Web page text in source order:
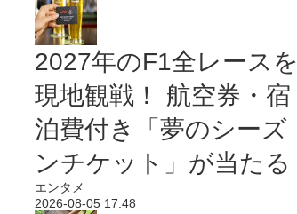
2027年のF1全レースを
現地観戦！ 航空券・宿
泊費付き「夢のシーズ
ンチケット」が当たる
エンタメ
2026-08-05 17:48